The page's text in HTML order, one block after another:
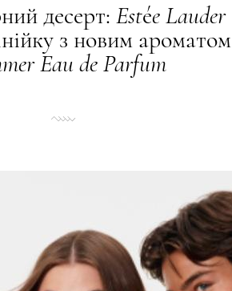
десерт: EstéeLauder
з новим ароматом
Eau deParfum